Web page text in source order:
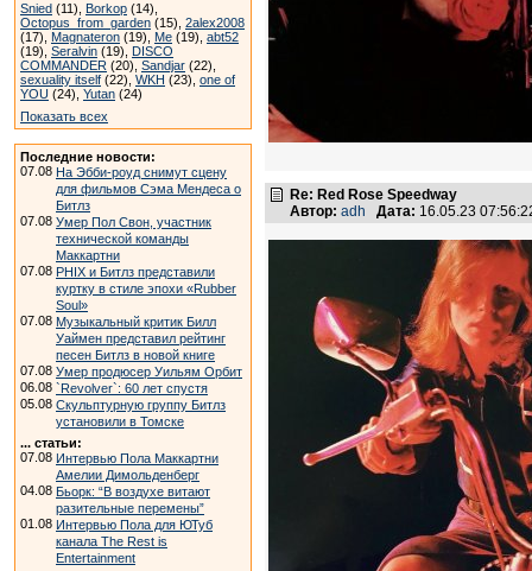
Snied (11), Borkop (14),
Octopus_from_garden (15), 2alex2008
(17), Magnateron (19), Me (19), abt52
(19), Seralvin (19), DISCO
COMMANDER (20), Sandjar (22),
sexuality itself (22), WKH (23), one of
YOU (24), Yutan (24)
Показать всех
Последние новости:
07.08 На Эбби-роуд снимут сцену
для фильмов Сэма Мендеса о
Битлз
07.08 Умер Пол Свон, участник
технической команды
Маккартни
07.08 PHIX и Битлз представили
куртку в стиле эпохи «Rubber
Soul»
07.08 Музыкальный критик Билл
Уаймен представил рейтинг
песен Битлз в новой книге
07.08 Умер продюсер Уильям Орбит
06.08 `Revolver`: 60 лет спустя
05.08 Скульптурную группу Битлз
установили в Томске
... статьи:
07.08 Интервью Пола Маккартни
Амелии Димольденберг
04.08 Бьорк: “В воздухе витают
разительные перемены”
01.08 Интервью Пола для ЮТуб
канала The Rest is
Entertainment
Re: Red Rose Speedway
Автор: adh Дата: 16.05.23